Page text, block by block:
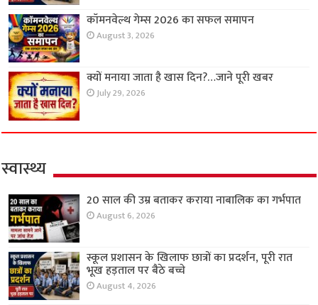
कॉमनवेल्थ गेम्स 2026 का सफल समापन
August 3, 2026
क्यों मनाया जाता है खास दिन?…जाने पूरी खबर
July 29, 2026
स्वास्थ्य
20 साल की उम्र बताकर कराया नाबालिक का गर्भपात
August 6, 2026
स्कूल प्रशासन के खिलाफ छात्रों का प्रदर्शन, पूरी रात
भूख हड़ताल पर बैठे बच्चे
August 4, 2026